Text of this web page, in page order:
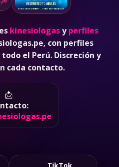
kinesiologasyperfiles
con perfiles
el Perú. Discreción y
cada contacto.
📩